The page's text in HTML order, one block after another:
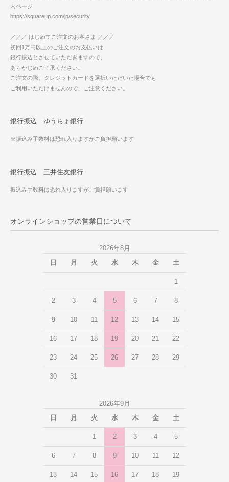
内ページ
https://squareup.com/jp/security
／／／ はじめてご注文のお客さま ／／／
初回1万円以上のご注文のお支払いは
銀行振込とさせていただきますので、
あらかじめご了承ください。
ご注文の際、クレジットカードを選択いただいた場合でも
ご利用いただけませんので、ご注意ください。
銀行振込 ゆうちょ銀行
※振込み手数料は恐れ入りますがご負担願います
銀行振込 三井住友銀行
振込み手数料は恐れ入りますがご負担願います
オンラインショップの営業日について
2026年8月
日
月 火 水 木 金 土
1
2 3 4 5 6 7 8
9 10 11 12 13 14 15
16 17 18 19 20 21 22
23 24 25 26 27 28 29
30 31
2026年9月
日
月 火 水 木 金 土
1 2 3 4 5
6 7 8 9 10 11 12
13 14 15 16 17 18 19